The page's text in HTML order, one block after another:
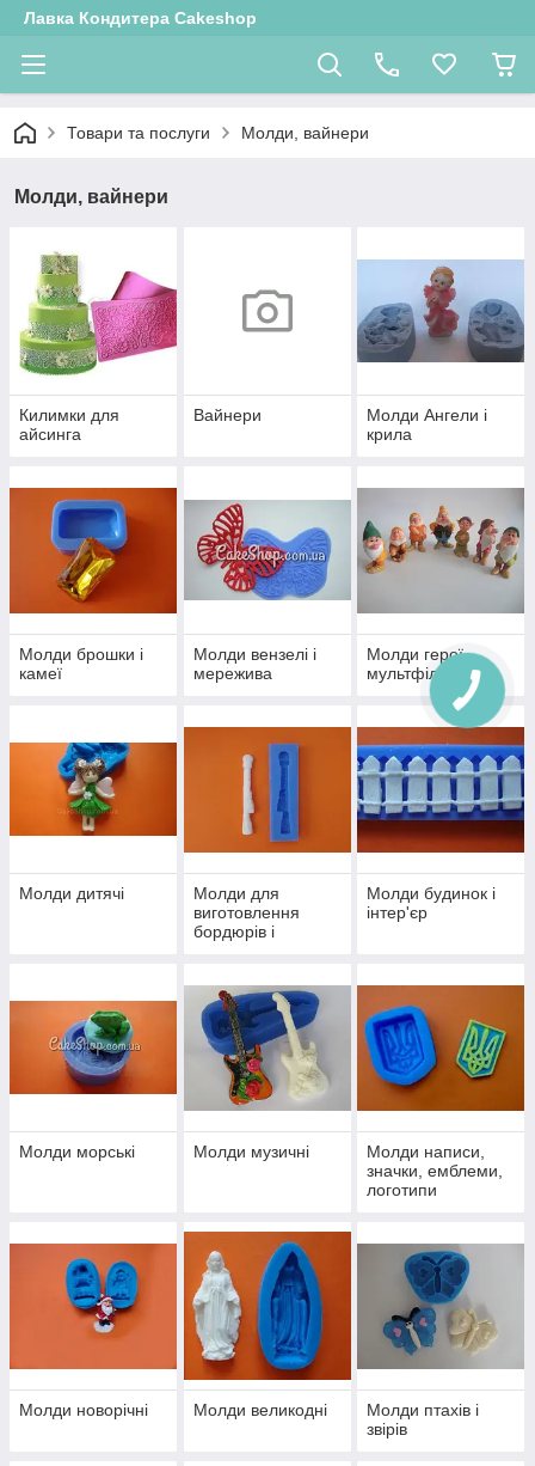
Лавка Кондитера Cakeshop
Товари та послуги Молди, вайнери
Молди, вайнери
Килимки для
айсинга
Вайнери
Молди Ангели і
крила
Молди брошки і
камеї
Молди вензелі і
мережива
Молди герої
мультфільмів
Молди дитячі
Молди для
виготовлення
бордюрів і
Молди будинок і
інтер'єр
Молди морські Молди музичні
Молди написи,
значки, емблеми,
логотипи
Молди новорічні Молди великодні
Молди птахів і
звірів